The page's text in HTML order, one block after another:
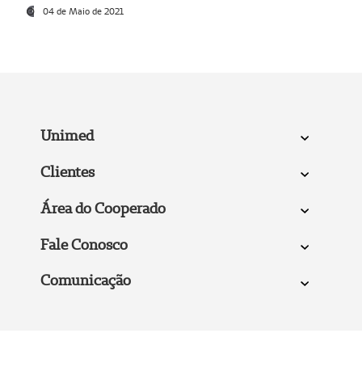
04 de Maio de 2021
Unimed
Clientes
Área do Cooperado
Fale Conosco
Comunicação